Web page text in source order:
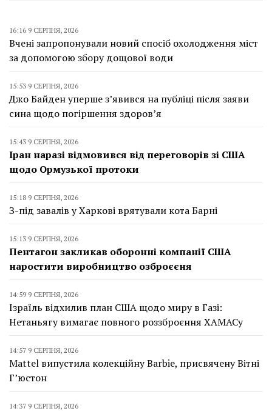
16:16 9 СЕРПНЯ, 2026
Вчені запропонували новий спосіб охолодження міст
за допомогою збору дощової води
15:53 9 СЕРПНЯ, 2026
Джо Байден уперше з’явився на публіці після заяви
сина щодо погіршення здоров’я
15:43 9 СЕРПНЯ, 2026
Іран наразі відмовився від переговорів зі США
щодо Ормузької протоки
15:18 9 СЕРПНЯ, 2026
З-під завалів у Харкові врятували кота Барні
15:13 9 СЕРПНЯ, 2026
Пентагон закликав оборонні компанії США
наростити виробництво озброєєня
14:59 9 СЕРПНЯ, 2026
Ізраїль відхилив план США щодо миру в Газі:
Нетаньягу вимагає повного роззброєння ХАМАСу
14:57 9 СЕРПНЯ, 2026
Mattel випустила колекційну Barbie, присвячену Вітні
Г’юстон
14:37 9 СЕРПНЯ, 2026